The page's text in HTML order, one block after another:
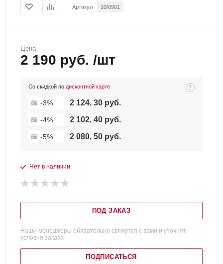
Артикул 10/0901
Цена
2 190 руб. /шт
Со скидкой по дисконтной карте
-3% 2 124, 30 руб.
-4% 2 102, 40 руб.
-5% 2 080, 50 руб.
Нет в наличии
ПОД ЗАКАЗ
Наши менеджеры обязательно свяжутся с вами и уточнят
условия заказа
ПОДПИСАТЬСЯ